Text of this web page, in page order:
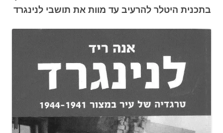
בתכנית היטלר להרעיב עד מוות את תושבי לנינגרד